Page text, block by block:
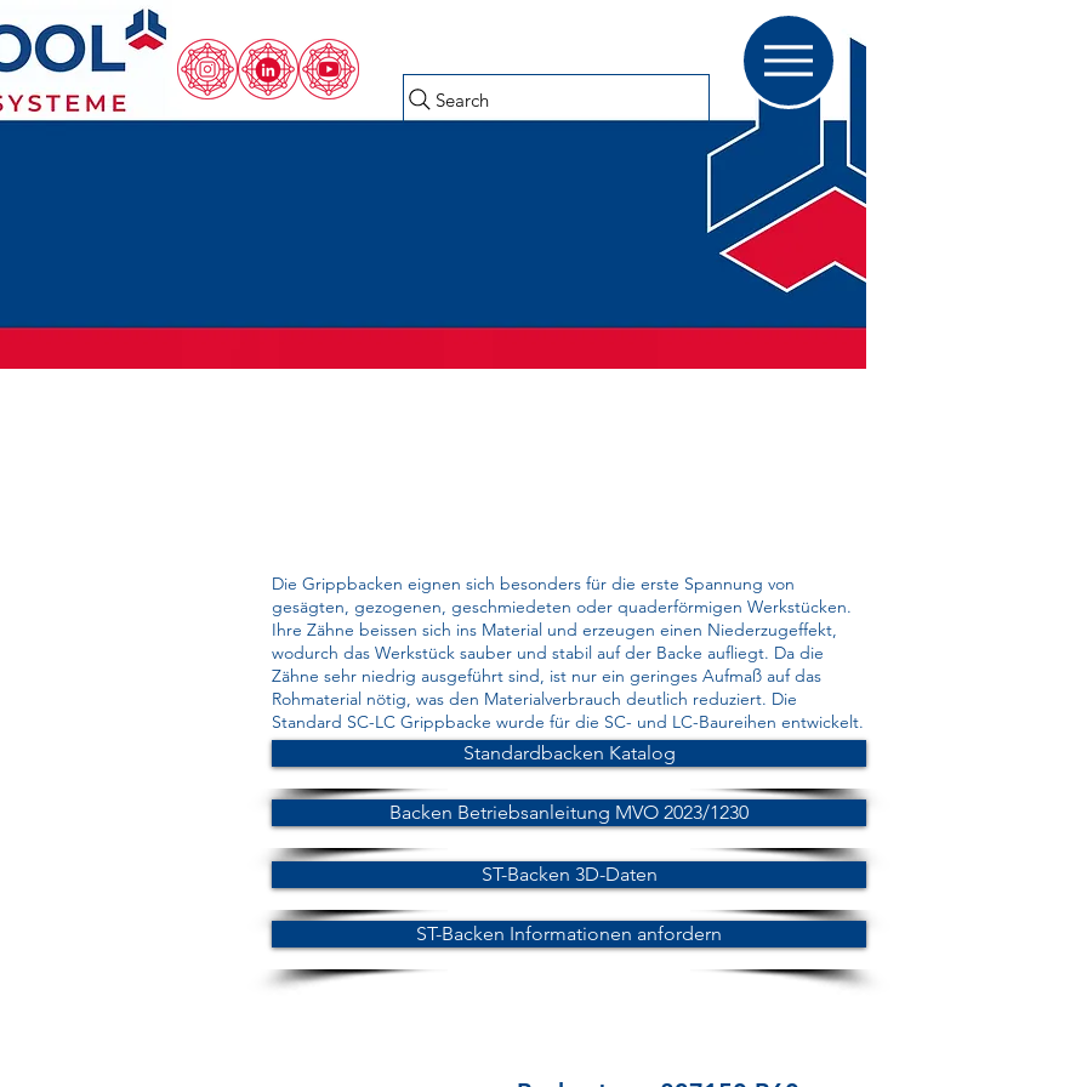
Search
Die Grippbacken eignen sich besonders für die erste Spannung von
gesägten, gezogenen, geschmiedeten oder quaderförmigen Werkstücken.
Ihre Zähne beissen sich ins Material und erzeugen einen Niederzugeffekt,
wodurch das Werkstück sauber und stabil auf der Backe aufliegt. Da die
Zähne sehr niedrig ausgeführt sind, ist nur ein geringes Aufmaß auf das
Rohmaterial nötig, was den Materialverbrauch deutlich reduziert. Die
Standard SC-LC Grippbacke wurde für die SC- und LC-Baureihen entwickelt.
Standardbacken Katalog
Backen Betriebsanleitung MVO 2023/1230
ST-Backen 3D-Daten
ST-Backen Informationen anfordern